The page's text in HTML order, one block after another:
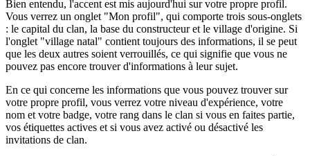
Bien entendu, l'accent est mis aujourd'hui sur votre propre profil.
Vous verrez un onglet "Mon profil", qui comporte trois sous-onglets
: le capital du clan, la base du constructeur et le village d'origine. Si
l'onglet "village natal" contient toujours des informations, il se peut
que les deux autres soient verrouillés, ce qui signifie que vous ne
pouvez pas encore trouver d'informations à leur sujet.
En ce qui concerne les informations que vous pouvez trouver sur
votre propre profil, vous verrez votre niveau d'expérience, votre
nom et votre badge, votre rang dans le clan si vous en faites partie,
vos étiquettes actives et si vous avez activé ou désactivé les
invitations de clan.